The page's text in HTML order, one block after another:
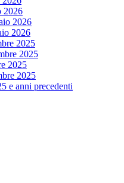
2026
2026
2026
2025
2025
2025
2025
e anni precedenti